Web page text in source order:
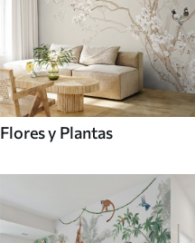
Flores y Plantas